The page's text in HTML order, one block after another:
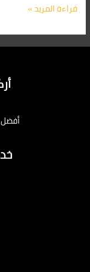
قراءة المزيد »